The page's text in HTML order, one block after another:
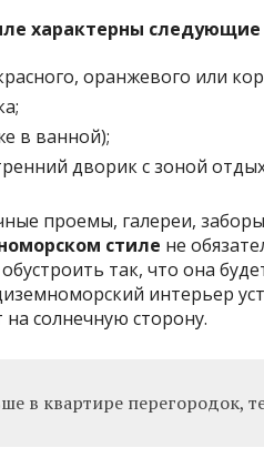
характерны следующие
оранжевого или
в ванной);
дворик с зоной
проемы, галереи,
стиле не
так, что она
интерьер
солнечную сторону.
в квартире перегородок,